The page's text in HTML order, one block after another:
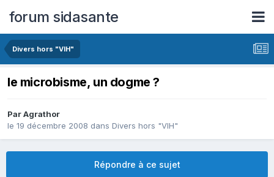
forum sidasante
Divers hors "VIH"
le microbisme, un dogme ?
Par Agrathor
le 19 décembre 2008 dans Divers hors "VIH"
Répondre à ce sujet